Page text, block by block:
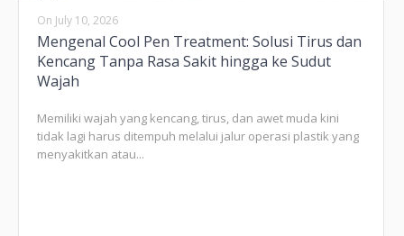
On July 10, 2026
Mengenal Cool Pen Treatment: Solusi Tirus dan
Kencang Tanpa Rasa Sakit hingga ke Sudut
Wajah
Memiliki wajah yang kencang, tirus, dan awet muda kini
tidak lagi harus ditempuh melalui jalur operasi plastik yang
menyakitkan atau...